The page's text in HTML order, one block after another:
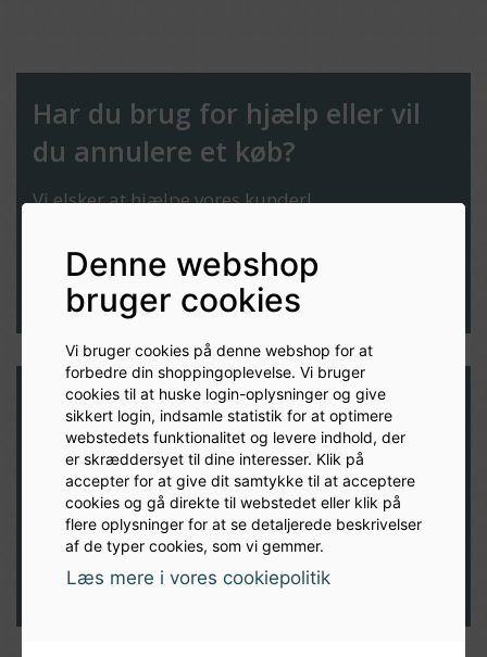
Denne webshop
bruger cookies
Vi bruger cookies på denne webshop for at
forbedre din shoppingoplevelse. Vi bruger
cookies til at huske login-oplysninger og give
sikkert login, indsamle statistik for at optimere
webstedets funktionalitet og levere indhold, der
er skræddersyet til dine interesser. Klik på
accepter for at give dit samtykke til at acceptere
cookies og gå direkte til webstedet eller klik på
flere oplysninger for at se detaljerede beskrivelser
af de typer cookies, som vi gemmer.
Læs mere i vores cookiepolitik
Har du brug for hjælp eller vil
du annulere et køb?
Vi elsker at hjælpe vores kunder!
Udfyld formular
Modtag nyheder og inspiration
direkte i din indbakke
TILMELD